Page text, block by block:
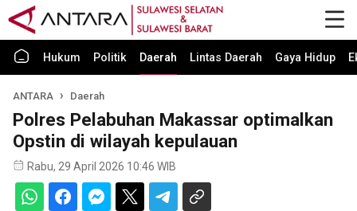
Hukum Politik Daerah Lintas Daerah Gaya Hidup
ANTARA Daerah
Polres Pelabuhan Makassar optimalkan
Opstin di wilayah kepulauan
Rabu, 29 April 2026 10:46 WIB